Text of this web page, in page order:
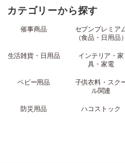
カテゴリーから探す
催事商品
セブンプレミア
（食品・日用品）
生活雑貨・日用品
インテリア・家
具・家電
ベビー用品
子供衣料・スク
ル関連
防災用品 ハコストック